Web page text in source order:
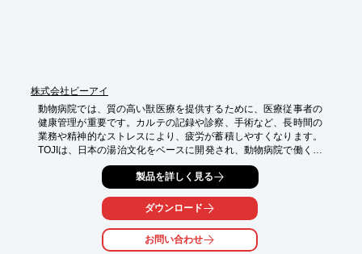
株式会社ビーアイ
動物病院では、質の高い獣医療を提供するために、医療従事者の
健康管理が重要です。カルテの記録や診察、手術など、長時間の
業務や精神的なストレスにより、疲労が蓄積しやすくなります。
TOJIは、日本の湯治文化をベースに開発され、動物病院で働く医
療従事者の疲労回復とコンディション維持をサポートします。
【活用シーン】
・医療従事者の休憩スペース
・情報共有のための会議室
・病院スタッフ向けの福利厚生
製品を詳しく見る
ダウンロード
お問い合わせ